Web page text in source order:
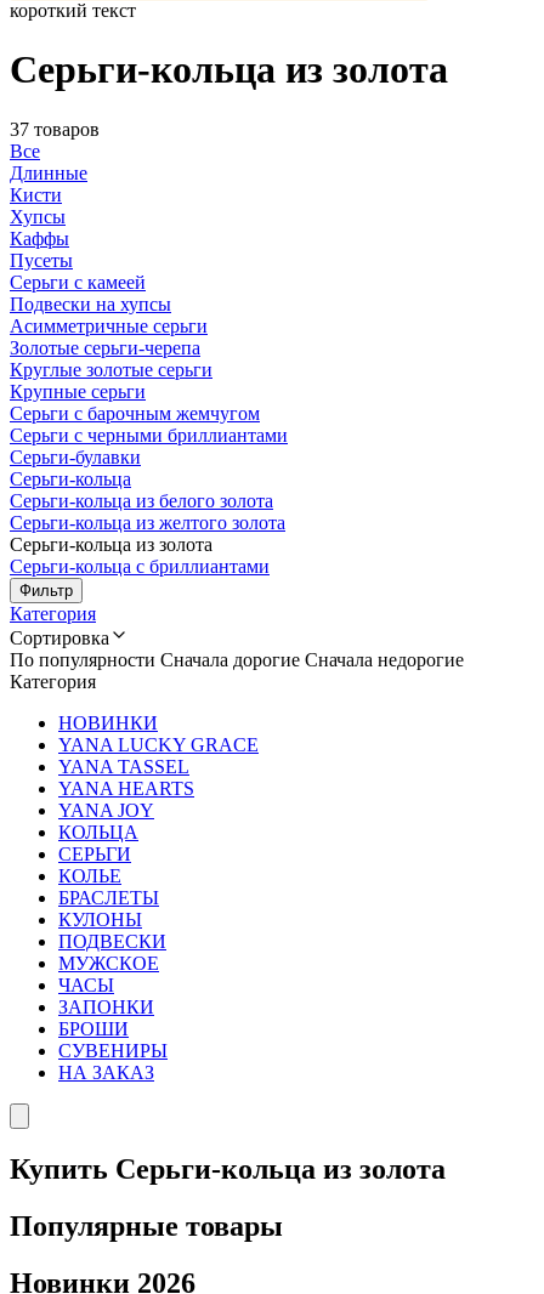
короткий текст
Серьги-кольца из золота
37 товаров
Все
Длинные
Кисти
Хупсы
Каффы
Пусеты
Серьги с камеей
Подвески на хупсы
Асимметричные серьги
Золотые серьги-черепа
Круглые золотые серьги
Крупные серьги
Серьги с барочным жемчугом
Серьги с черными бриллиантами
Серьги-булавки
Серьги-кольца
Серьги-кольца из белого золота
Серьги-кольца из желтого золота
Серьги-кольца из золота
Серьги-кольца с бриллиантами
Фильтр
Категория
Сортировка
По популярности Сначала дорогие Сначала недорогие
Категория
НОВИНКИ
YANA LUCKY GRACE
YANA TASSEL
YANA HEARTS
YANA JOY
КОЛЬЦА
СЕРЬГИ
КОЛЬЕ
БРАСЛЕТЫ
КУЛОНЫ
ПОДВЕСКИ
МУЖСКОЕ
ЧАСЫ
ЗАПОНКИ
БРОШИ
СУВЕНИРЫ
НА ЗАКАЗ
Купить Серьги-кольца из золота
Популярные товары
Новинки 2026